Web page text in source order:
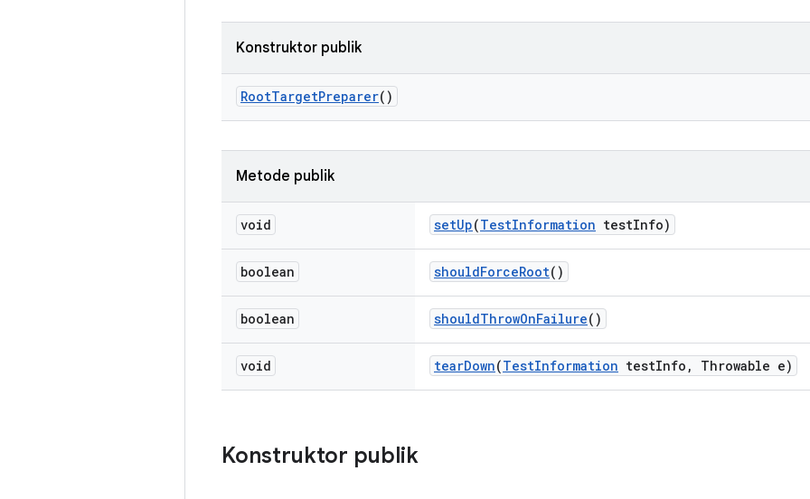
Konstruktor publik
RootTargetPreparer()
Metode publik
void setUp(TestInformation testInfo)
boolean shouldForceRoot()
boolean shouldThrowOnFailure()
void tearDown(TestInformation testInfo , Throwable e)
Konstruktor publik